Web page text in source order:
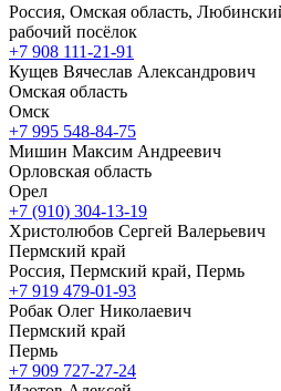
Россия, Омская область,
рабочий посёлок
+7 908 111-21-91
Кущев Вячеслав Александрович
Омская область
Омск
+7 995 548-84-75
Мишин Максим Андреевич
Орловская область
Орел
+7 (910) 304-13-19
Христолюбов Сергей Валерьевич
Пермский край
Россия, Пермский край, Пермь
+7 919 479-01-93
Робак Олег Николаевич
Пермский край
Пермь
+7 909 727-27-24